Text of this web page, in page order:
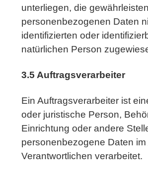
unterliegen, die
personenbezogenen Daten
identifizierten oder
natürlichen Person
3.5 Auftragsverarbeiter
Ein Auftragsverarbeiter ist
oder juristische Person,
Einrichtung oder andere
personenbezogene Daten im
Verantwortlichen verarbeitet.